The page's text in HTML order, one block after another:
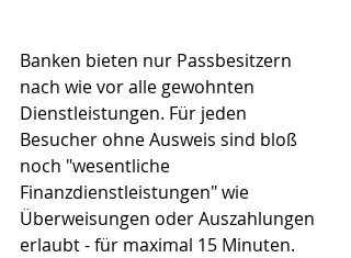
Banken bieten nur Passbesitzern
nach wie vor alle gewohnten
Dienstleistungen. Für jeden
Besucher ohne Ausweis sind bloß
noch "wesentliche
Finanzdienstleistungen" wie
Überweisungen oder Auszahlungen
erlaubt - für maximal 15 Minuten.